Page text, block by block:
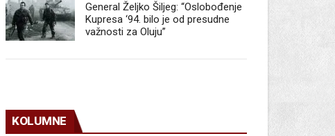
General Željko Šiljeg: “Oslobođenje
Kupresa ‘94. bilo je od presudne
važnosti za Oluju”
KOLUMNE